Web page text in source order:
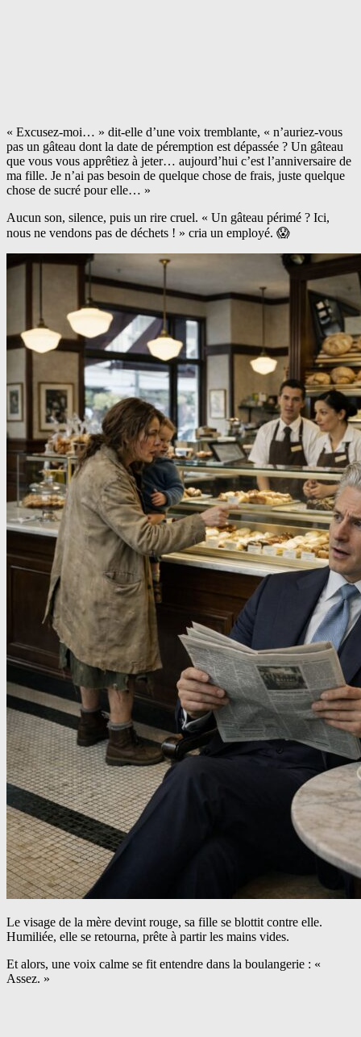
« Excusez-moi… » dit-elle d’une voix tremblante, « n’auriez-vous
pas un gâteau dont la date de péremption est dépassée ? Un gâteau
que vous vous apprêtiez à jeter… aujourd’hui c’est l’anniversaire de
ma fille. Je n’ai pas besoin de quelque chose de frais, juste quelque
chose de sucré pour elle… »
Aucun son, silence, puis un rire cruel. « Un gâteau périmé ? Ici,
nous ne vendons pas de déchets ! » cria un employé. 😱
Le visage de la mère devint rouge, sa fille se blottit contre elle.
Humiliée, elle se retourna, prête à partir les mains vides.
Et alors, une voix calme se fit entendre dans la boulangerie : «
Assez. »